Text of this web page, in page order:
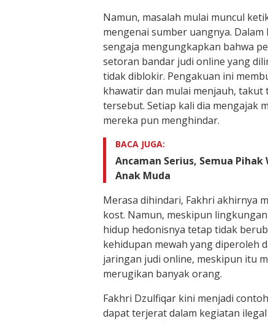
Namun, masalah mulai muncul
mengenai sumber uangnya.
sengaja mengungkapkan bahwa
setoran bandar judi online yang
tidak diblokir. Pengakuan ini
khawatir dan mulai menjauh,
tersebut. Setiap kali dia mengajak
mereka pun menghindar.
BACA JUGA:
Ancaman Serius, Semua Pihak
Anak Muda
Merasa dihindari, Fakhri akhirnya
kost. Namun, meskipun
hidup hedonisnya tetap tidak
kehidupan mewah yang diperoleh
jaringan judi online, meskipun itu
merugikan banyak orang.
Fakhri Dzulfiqar kini menjadi
dapat terjerat dalam kegiatan